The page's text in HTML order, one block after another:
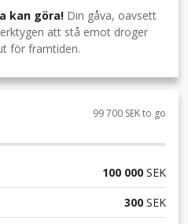
kan göra! Din gåva, oavsett
att stå emot droger
för framtiden.
99 700 SEK to go
100 000 SEK
300 SEK